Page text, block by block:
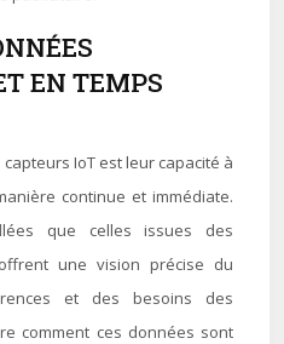
EN TEMPS
IoT est leur capacité à
continue et immédiate.
que celles issues des
une vision précise du
et des besoins des
comment ces données sont